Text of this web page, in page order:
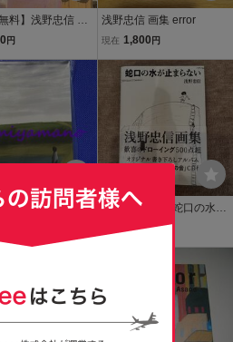
料】浅野忠信 err
ートブック エラ
円
浅野忠信 画集 error
現在 1,800 円
ASANO EXH
定 ポストカード
助演男優賞
浅野忠信 画集 蛇口の水が
1,000円